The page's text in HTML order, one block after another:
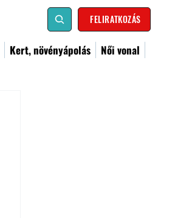
FELIRATKOZÁS
Kert, növényápolás
Női vonal